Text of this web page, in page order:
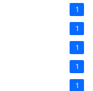
1
1
1
1
1